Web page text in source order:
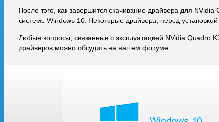
После того, как завершится скачивание драйвера для
системе Windows 10. Некоторые драйвера, перед
Любые вопросы, связанные с эксплуатацией NVidia Quadro
драйверов можно обсудить на нашем форуме.